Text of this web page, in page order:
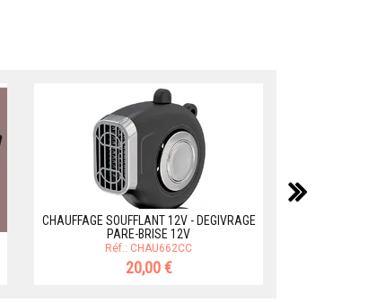
CHAUFFAGE SOUFFLANT 12V - DEGIVRAGE
PARE-BRISE 12V
Réf.: CHAU662CC
20,00 €